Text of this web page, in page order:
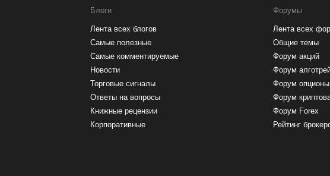
Блоги
Лента всех блогов
Самые полезные
Самые комментируемые
Новости
Торговые сигналы
Ответы на вопросы
Книжные рецензии
Корпоративные
Форумы
Лента всех
Общие темы
Форум акций
Форум
Форум опционы
Форум
Форум Forex
Рейтинг